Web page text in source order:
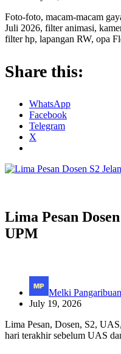
Foto-foto, macam-macam
Juli 2026, filter animasi,
filter hp, lapangan RW, opa
Share this:
WhatsApp
Facebook
Telegram
X
Lima Pesan
UPM
Melki Pangaribuan
July 19, 2026
Lima Pesan, Dosen, S2,
hari terakhir sebelum UAS